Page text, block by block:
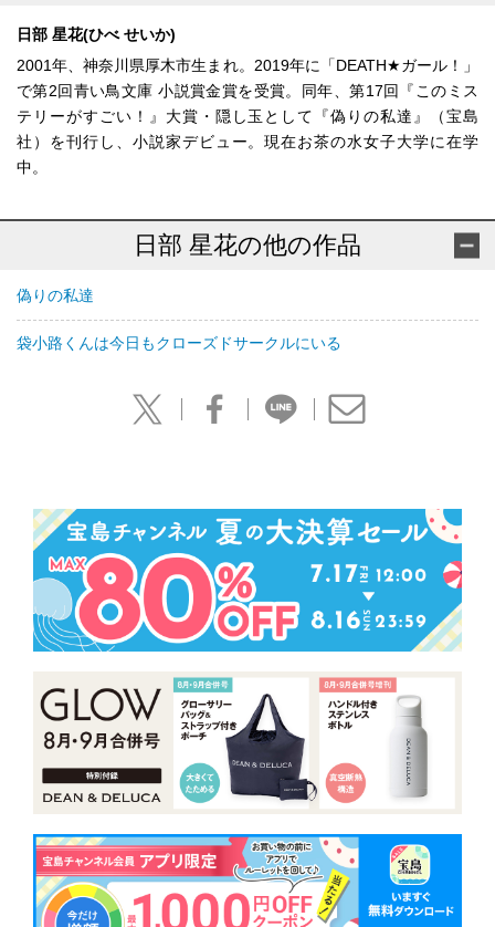
日部 星花(ひべ せいか)
2001年、神奈川県厚木市生まれ。2019年に「DEATH★ガール！」
で第2回青い鳥文庫 小説賞金賞を受賞。同年、第17回『このミス
テリーがすごい！』大賞・隠し玉として『偽りの私達』（宝島
社）を刊行し、小説家デビュー。現在お茶の水女子大学に在学
中。
日部 星花の他の作品
偽りの私達
袋小路くんは今日もクローズドサークルにいる